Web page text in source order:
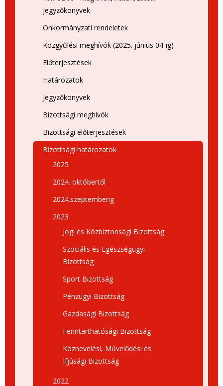
jegyzőkönyvek
Önkormányzati rendeletek
Közgyűlési meghívók (2025. június 04-ig)
Előterjesztések
Határozatok
Jegyzőkönyvek
Bizottsági meghívók
Bizottsági előterjesztések
Bizottsági határozatok
2025
2024. októbertől
2024.szeptemberig
2023
Jogi és Közbiztonsági Bizottság
Szociális és Egészségügyi
Bizottság
Sport Bizottság
Pénzügyi Bizottság
Gazdasági Bizottság
Fenntarthatósági Bizottság
Köznevelési, Művelődési és
Ifjúsági Bizottság
2022